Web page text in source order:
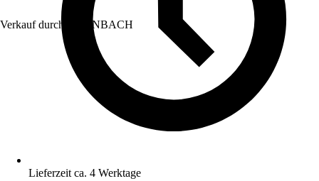
Verkauf durch: HORNBACH
Lieferzeit ca. 4 Werktage